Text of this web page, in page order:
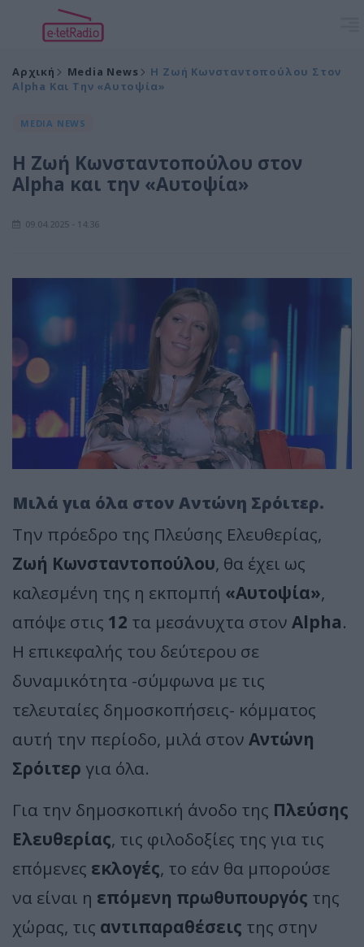
Αρχική Media News
Η Ζωή Κωνσταντοπούλου Στον
Alpha Και Την «Αυτοψία»
MEDIA NEWS
Η Ζωή Κωνσταντοπούλου στον
Alpha και την «Αυτοψία»
09.04.2025 - 14:36
Μιλά για όλα στον Αντώνη Σρόιτερ.
Την πρόεδρο της Πλεύσης Ελευθερίας,
Ζωή Κωνσταντοπούλου, θα έχει ως
καλεσμένη της η εκπομπή «Αυτοψία»,
απόψε στις 12 τα μεσάνυχτα στον Alpha.
Η επικεφαλής του δεύτερου σε
δυναμικότητα -σύμφωνα με τις
τελευταίες δημοσκοπήσεις- κόμματος
αυτή την περίοδο, μιλά στον Αντώνη
Σρόιτερ για όλα.
Για την δημοσκοπική άνοδο της Πλεύσης
Ελευθερίας, τις φιλοδοξίες της για τις
επόμενες εκλογές, το εάν θα μπορούσε
να είναι η επόμενη πρωθυπουργός της
χώρας, τις αντιπαραθέσεις της στην